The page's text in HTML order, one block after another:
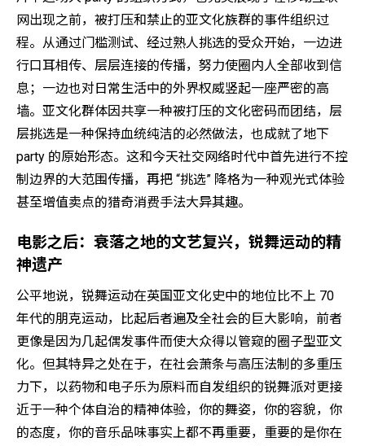
网出现之前，被打压和禁止的亚文化族群的事件组织过
程。从通过门槛测试、经过熟人挑选的受众开始，一边进
行口耳相传、层层连接的传播，努力使圈内人全部收到信
息；一边也对日常生活中的外界权威竖起一座严密的高
墙。亚文化群体因共享一种被打压的文化密码而团结，层
层挑选是一种保持血统纯洁的必然做法，也成就了地下
party 的原始形态。这和今天社交网络时代中首先进行不控
制边界的大范围传播，再把 “挑选” 降格为一种观光式体验
甚至增值卖点的猎奇消费手法大异其趣。
电影之后：衰落之地的文艺复兴，锐舞运动的精
神遗产
公平地说，锐舞运动在英国亚文化史中的地位比不上 70
年代的朋克运动，比起后者遍及全社会的巨大影响，前者
更像是因为几起偶发事件而使大众得以管窥的圈子型亚文
化。但其特异之处在于，在社会萧条与高压法制的多重压
力下，以药物和电子乐为原料而自发组织的锐舞派对更接
近于一种个体自治的精神体验，你的舞姿，你的容貌，你
的态度，你的音乐品味事实上都不再重要，重要的是你在